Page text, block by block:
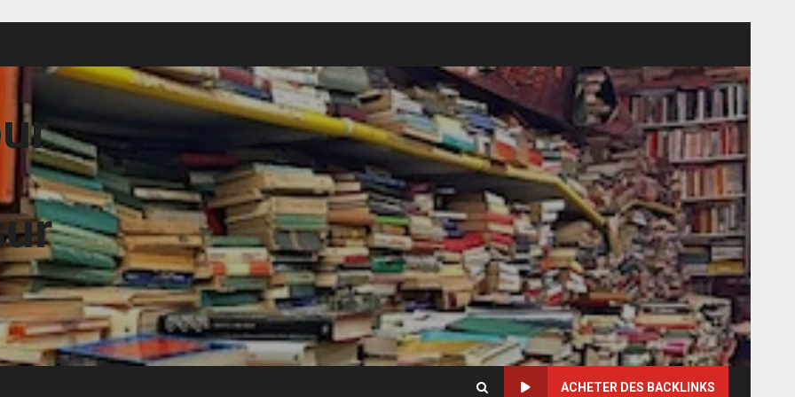
ACHETER DES BACKLINKS